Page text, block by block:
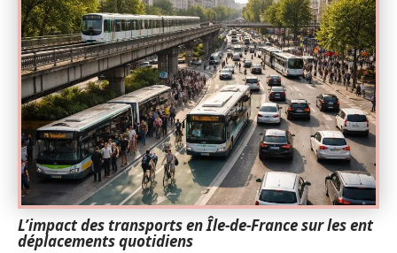
L’impact des transports en Île-de-France sur les ent
déplacements quotidiens